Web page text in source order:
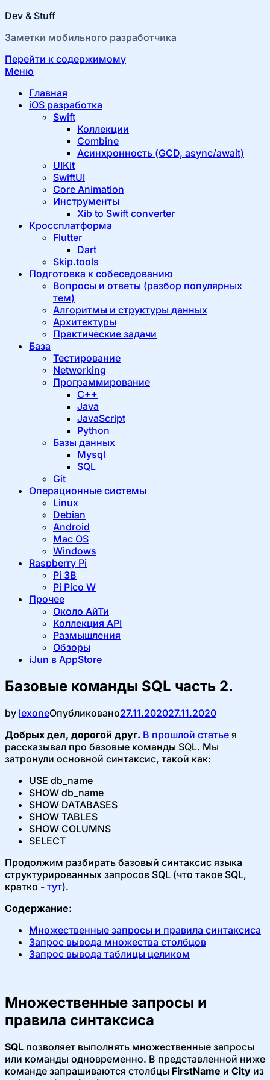
Dev & Stuff
Заметки мобильного разработчика
Перейти к содержимому
Меню
Главная
iOS разработка
Swift
Коллекции
Combine
Асинхронность (GCD, async/await)
UIKit
SwiftUI
Core Animation
Инструменты
Xib to Swift converter
Кроссплатформа
Flutter
Dart
Skip.tools
Подготовка к собеседованию
Вопросы и ответы (разбор популярных
тем)
Алгоритмы и структуры данных
Архитектуры
Практические задачи
База
Тестирование
Networking
Программирование
C++
Java
JavaScript
Python
Базы данных
Mysql
SQL
Git
Операционные системы
Linux
Debian
Android
Mac OS
Windows
Raspberry Pi
Pi 3B
Pi Pico W
Прочее
Около АйТи
Коллекция API
Размышления
Обзоры
iJun в AppStore
Базовые команды SQL часть 2.
by lexoneОпубликовано27.11.202027.11.2020
Добрых дел, дорогой друг. В прошлой статье я
рассказывал про базовые команды SQL. Мы
затронули основной синтаксис, такой как:
USE db_name
SHOW db_name
SHOW DATABASES
SHOW TABLES
SHOW COLUMNS
SELECT
Продолжим разбирать базовый синтаксис языка
структурированных запросов SQL (что такое SQL,
кратко - тут).
Содержание:
Множественные запросы и правила синтаксиса
Запрос вывода множества столбцов
Запрос вывода таблицы целиком
Множественные запросы и
правила синтаксиса
SQL позволяет выполнять множественные запросы
или команды одновременно. В представленной ниже
команде запрашиваются столбцы FirstName и City из